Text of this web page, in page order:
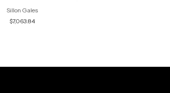
Sillon Gales
$7,063.84